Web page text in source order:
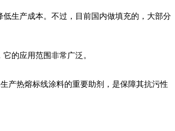
生产成本。不过，目前国内做填充的，大部分
的应用范围非常广泛。
产热熔标线涂料的重要助剂，是保障其抗污性